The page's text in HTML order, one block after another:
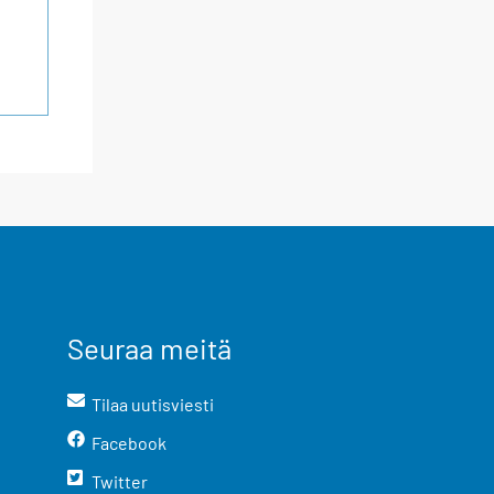
Seuraa meitä
Tilaa uutisviesti
Facebook
Twitter